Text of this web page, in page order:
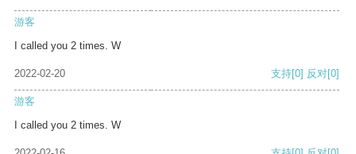
游客
I called you 2 times. W
2022-02-20 支持[0] 反对[0]
游客
I called you 2 times. W